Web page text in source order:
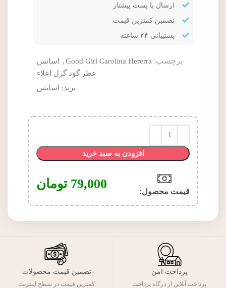
ارسال با پست پیشتاز
تضمین کمترین قیمت
پشتیبانی ۲۴ ساعته
برچسب: Good Girl Carolina Hererra
,
اسانس
عطر گود گرل اعلاء
برند:
اسانس
افزودن به سبد خرید
قیمت محصول:​ 79,000 تومان
پرداخت امن
پرداخت آنلاین از درگاه پرداخت
تضمین قیمت محصولات
کمترین قیمت در سطح اینترنت